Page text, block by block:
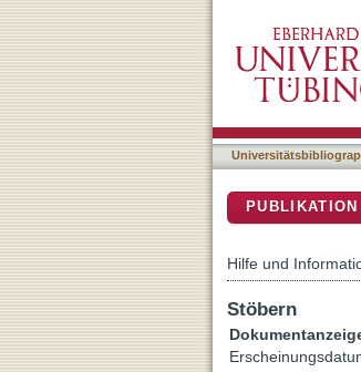
Colorectal
Hilfe und
Stöbern